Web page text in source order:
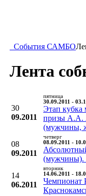
События САМБО
Лента
30
09.2011
пятница
30.09.2011 -
Этап кубка
призы А.А.
(мужчины,
08
09.2011
четверг
08.09.2011 -
(мужчины).
14
06.2011
вторник
14.06.2011 -
Чемпионат